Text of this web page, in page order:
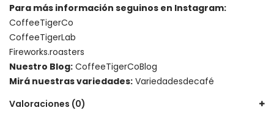
Para más información seguinos en Instagram:
CoffeeTigerCo
CoffeeTigerLab
Fireworks.roasters
Nuestro Blog: CoffeeTigerCoBlog
Mirá nuestras variedades: Variedadesdecafé
Valoraciones (0)